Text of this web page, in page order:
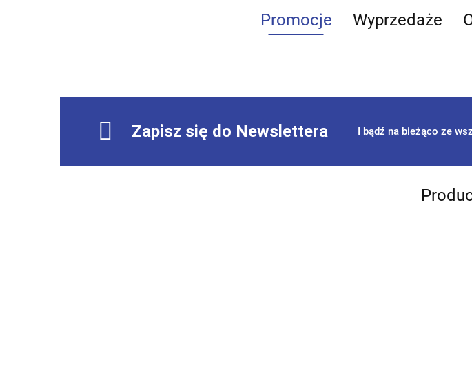
Promocje Wyprzedaże
Zapisz się do Newslettera I bądź na bieżąco ze